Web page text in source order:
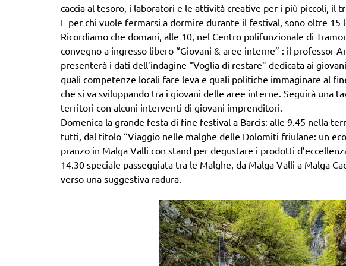
caccia al tesoro, i laboratori e le attività creative per i più piccoli, il
E per chi vuole fermarsi a dormire durante il festival, sono oltre
Ricordiamo che domani, alle 10, nel Centro polifunzionale di
convegno a ingresso libero “Giovani & aree interne” : il professor
presenterà i dati dell’indagine “Voglia di restare” dedicata ai
quali competenze locali fare leva e quali politiche immaginare al
che si va sviluppando tra i giovani delle aree interne. Seguirà una
territori con alcuni interventi di giovani imprenditori.
Domenica la grande festa di fine festival a Barcis: alle 9.45 nella
tutti, dal titolo “Viaggio nelle malghe delle Dolomiti friulane: un
pranzo in Malga Valli con stand per degustare i prodotti
14.30 speciale passeggiata tra le Malghe, da Malga Valli a Malga
verso una suggestiva radura.